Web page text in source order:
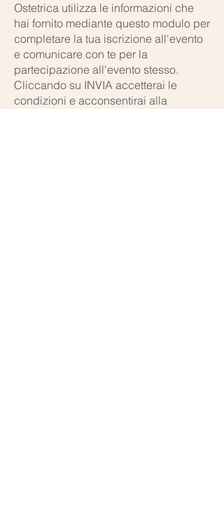
Ostetrica utilizza le informazioni che
hai fornito mediante questo modulo per
completare la tua iscrizione all'evento
e comunicare con te per la
partecipazione all'evento stesso.
Cliccando su INVIA accetterai le
condizioni e acconsentirai alla